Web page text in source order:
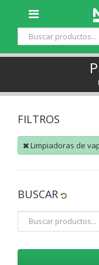
FILTROS
Limpiadoras de
BUSCAR